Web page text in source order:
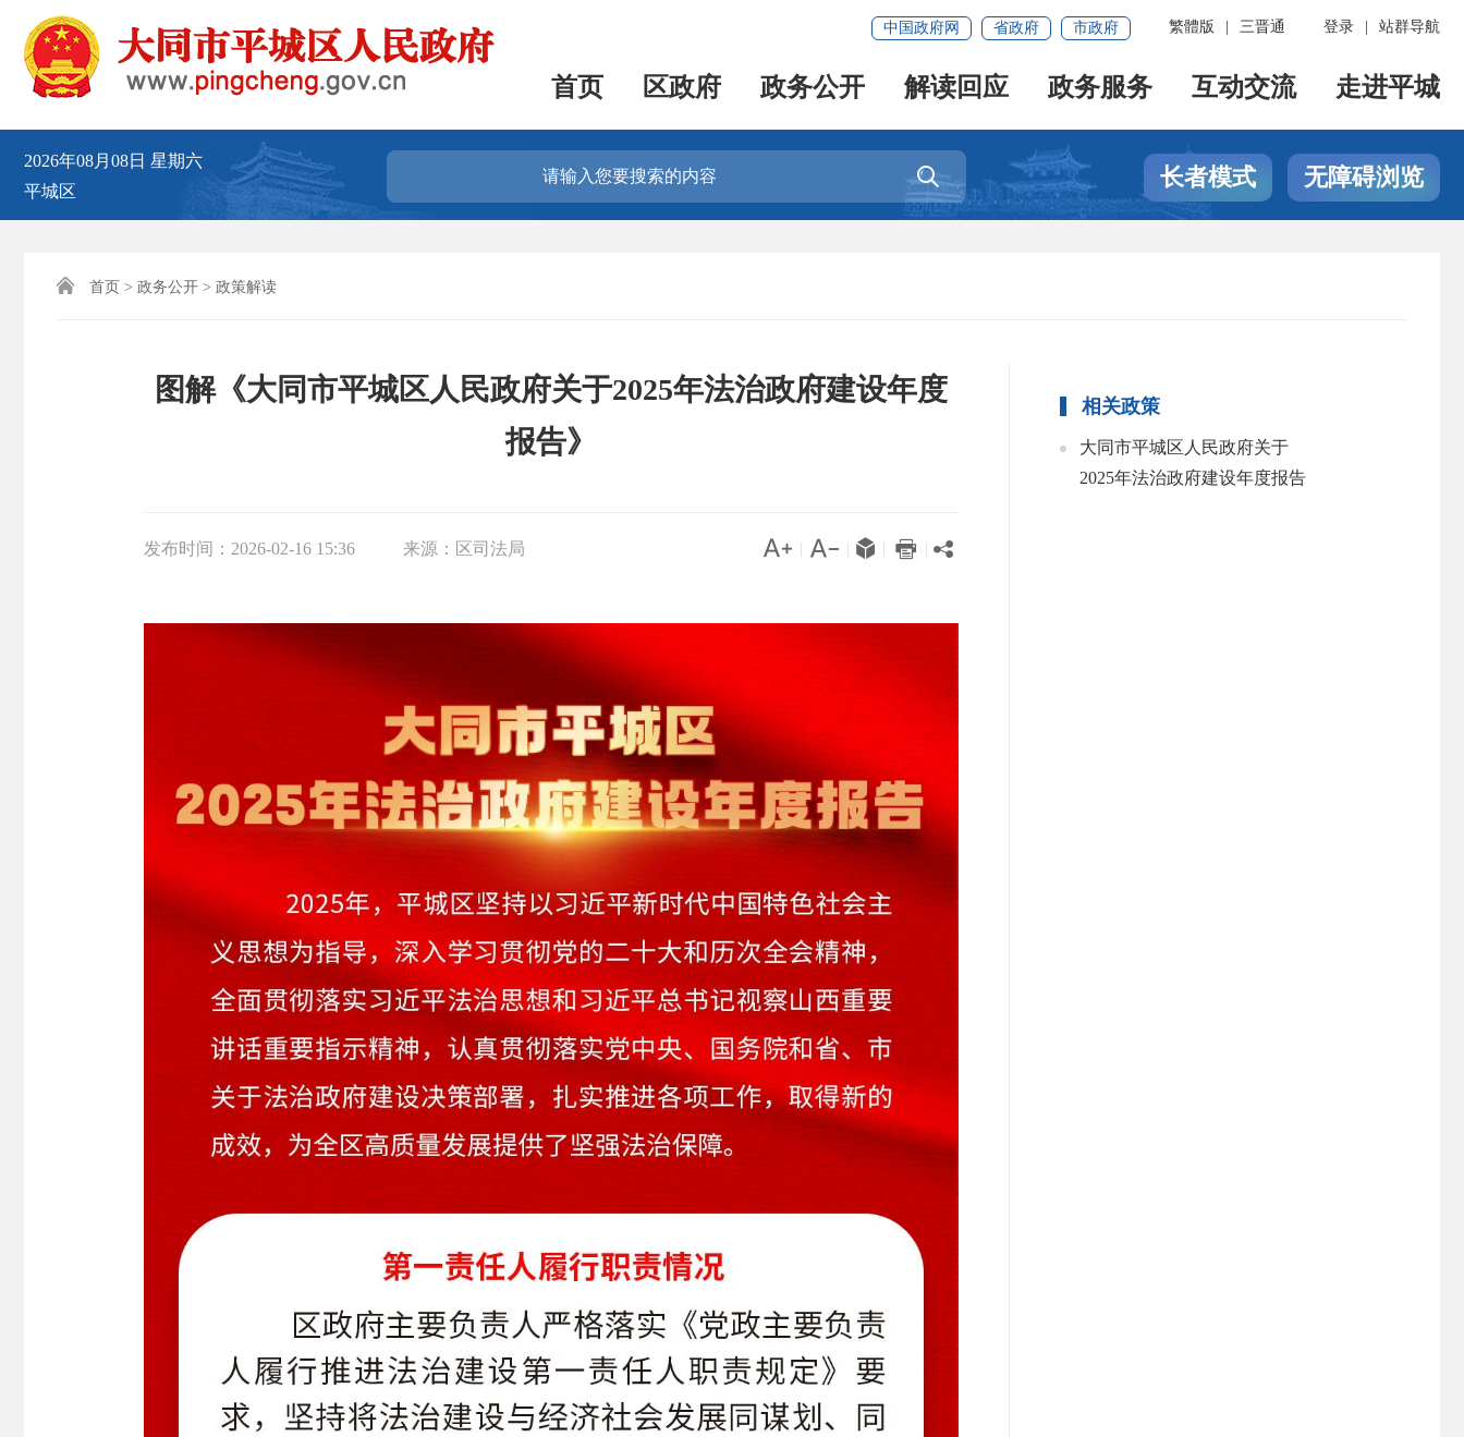
登录 站群导航
繁體版 三晋通
中国政府网 省政府 市政府
首页 区政府 政务公开 解读回应 政务服务 互动交流 走进平城
2026年08月08日 星期六
平城区
 长者模式 无障碍浏览
 首页 > 政务公开 > 政策解读
图解《大同市平城区人民政府关于2025年法治政府建设年度
报告》
发布时间： 2026-02-16 15:36 来源： 区司法局     
相关政策
大同市平城区人民政府关于
2025年法治政府建设年度报告